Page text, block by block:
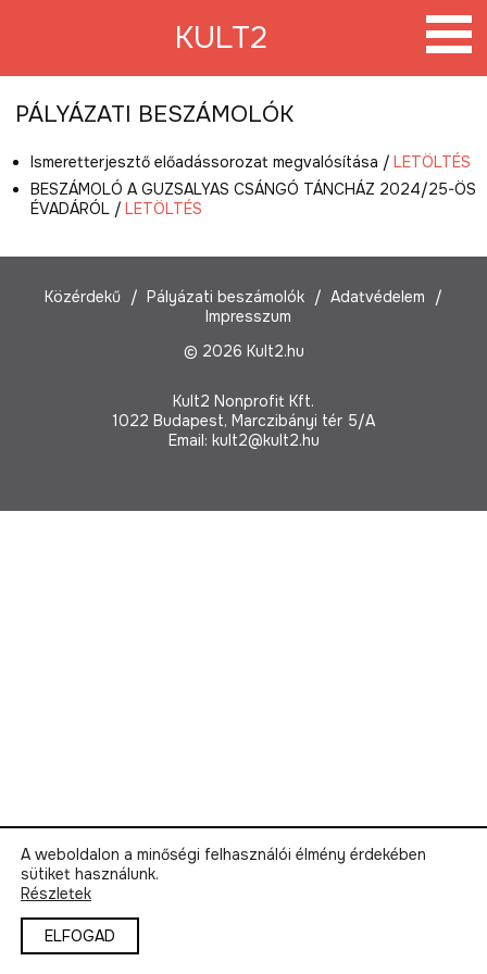
KULT2
PÁLYÁZATI BESZÁMOLÓK
Ismeretterjesztő előadássorozat megvalósítása / LETÖLTÉS
BESZÁMOLÓ A GUZSALYAS CSÁNGÓ TÁNCHÁZ 2024/25-ÖS
ÉVADÁRÓL / LETÖLTÉS
Közérdekű Pályázati beszámolók
Adatvédelem
Impresszum
© 2026 Kult2.hu
Kult2 Nonprofit Kft.
1022 Budapest, Marczibányi tér 5/A
Email: kult2@kult2.hu
A weboldalon a minőségi felhasználói élmény érdekében
sütiket használunk.
Részletek
ELFOGAD